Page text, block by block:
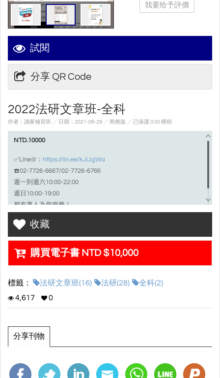
試閱
分享 QR Code
2022法研文章班-全科
作者：讀家補習班 ╱ 日期：2021-06-29 ╱ 商務版 ╱ 已保護 0.00 棵樹
NTD.10000
✅Line@： https://lin.ee/kJiJgWa
☎️02-7726-6667/02-7726-6766
週一到週六10:00-22:00
週日10:00-19:00
都有專人為您服務！
收藏
購買電子書 NTD $10,000
標籤： 法研文章班(16) 法研(28)
全科(2)
4,617
0
分享刊物
我要给予評價